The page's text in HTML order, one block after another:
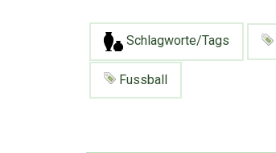
Schlagworte/Tags
Fussball